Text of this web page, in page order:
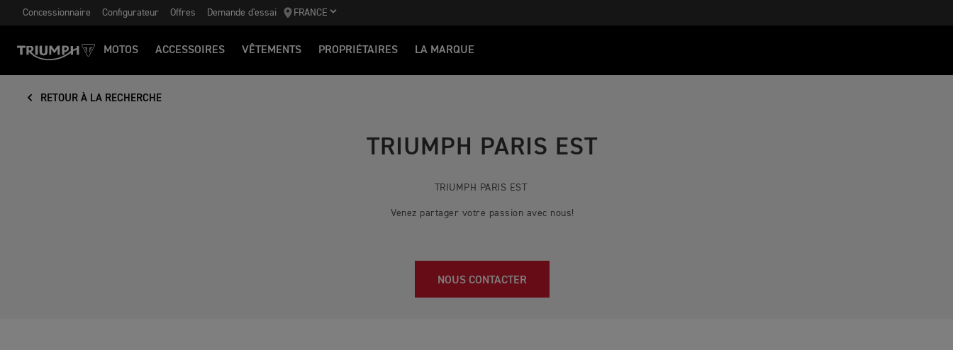
Concessionnaire Configurateur Offres Demande d'essai FRANCE
MOTOS ACCESSOIRES VÊTEMENTS PROPRIÉTAIRES LA MARQUE
RETOUR À LA RECHERCHE
TRIUMPH PARIS EST
TRIUMPH PARIS EST
Venez partager votre passion avec nous!
NOUS CONTACTER